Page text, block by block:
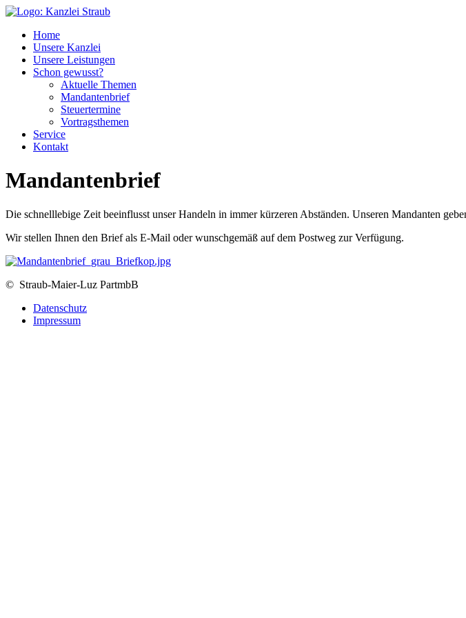
Home
Unsere Kanzlei
Unsere Leistungen
Schon gewusst?
Aktuelle Themen
Mandantenbrief
Steuertermine
Vortragsthemen
Service
Kontakt
Mandantenbrief
Die schnelllebige Zeit beeinflusst unser Handeln in immer kürzeren Abständen. Unseren Mandanten
Wir stellen Ihnen den Brief als E-Mail oder wunschgemäß auf dem Postweg zur Verfügung.
© Straub-Maier-Luz PartmbB
Datenschutz
Impressum